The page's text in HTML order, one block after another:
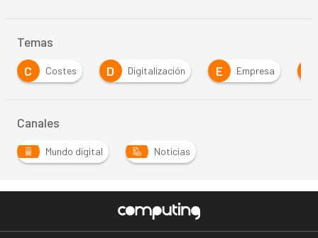
Temas
C
Costes D Digitalización E Empresa
Canales
Mundo digital Noticias